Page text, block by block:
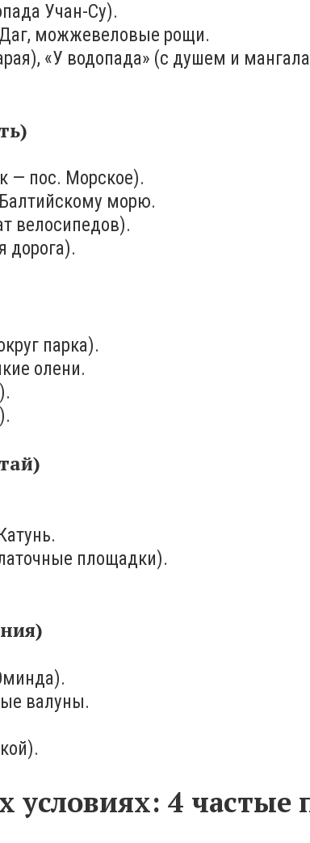
Учан-Су).
можжевеловые рощи.
«У водопада» (с душем и
— пос. Морское).
морю.
велосипедов).
дорога).
парка).
олени.
площадки).
валуны.
условиях: 4 частые